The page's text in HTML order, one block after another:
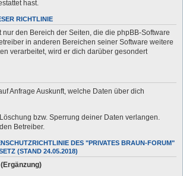
hast.
RICHTLINIE
nur den Bereich der Seiten, die die phpBB-Software
in anderen Bereichen seiner Software weitere
verarbeitet, wird er dich darüber gesondert
Anfrage Auskunft, welche Daten über dich
bzw. Sperrung deiner Daten verlangen.
Betreiber.
DES "PRIVATES BRAUN-FORUM"
(STAND 24.05.2018)